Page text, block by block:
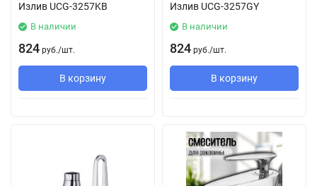
Излив UCG-3257KB
В наличии
824 руб./шт.
В корзину
Излив UCG-3257GY
В наличии
824 руб./шт.
В корзину